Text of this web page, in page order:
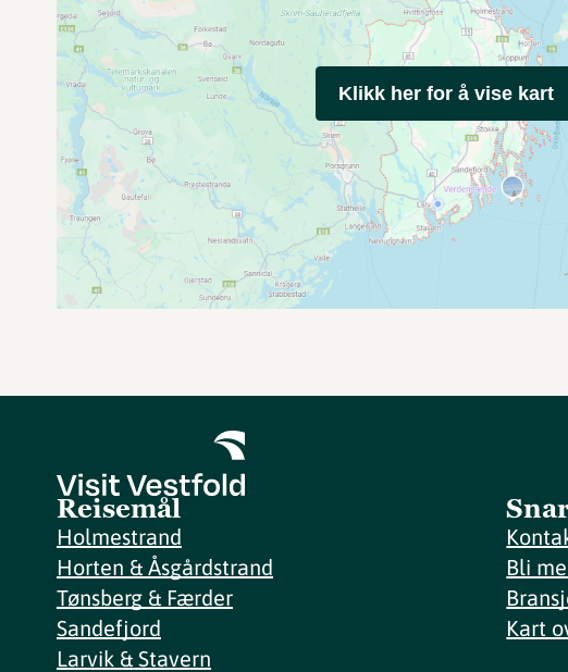
Klikk her for å vise kart
Reisemål
Holmestrand
Horten & Åsgårdstrand
Tønsberg & Færder
Sandefjord
Larvik & Stavern
Bli
Kart